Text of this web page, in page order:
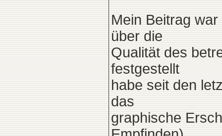
Mein Beitrag
über die
Qualität des
festgestellt
habe seit den
das
graphische